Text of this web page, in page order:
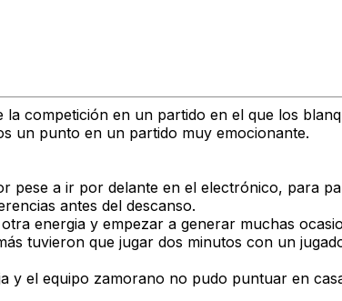
la competición en un partido en el que los
un punto en un partido muy emocionante.
pese a ir por delante en el electrónico, para
antes del descanso.
energia y empezar a generar muchas
tuvieron que jugar dos minutos con un
y el equipo zamorano no pudo puntuar en